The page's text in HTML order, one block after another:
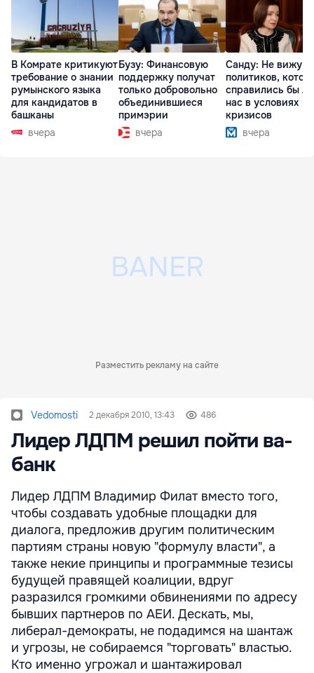
В Комрате критикуют
требование о знании
румынского языка
для кандидатов в
башканы
вчера
Бузу: Финансовую
поддержку получат
только добровольно
объединившиеся
примэрии
вчера
Санду: Не вижу
политиков,
справились бы
нас в условиях
кризисов
вчера
Разместить рекламу на сайте
Vedomosti 2 декабря 2010, 13:43 486
Лидер ЛДПМ решил пойти ва-
банк
Лидер ЛДПМ Владимир Филат вместо того,
чтобы создавать удобные площадки для
диалога, предложив другим политическим
партиям страны новую "формулу власти", а
также некие принципы и программные тезисы
будущей правящей коалиции, вдруг
разразился громкими обвинениями по адресу
бывших партнеров по АЕИ. Дескать, мы,
либерал-демократы, не подадимся на шантаж
и угрозы, не собираемся "торговать" властью.
Кто именно угрожал и шантажировал